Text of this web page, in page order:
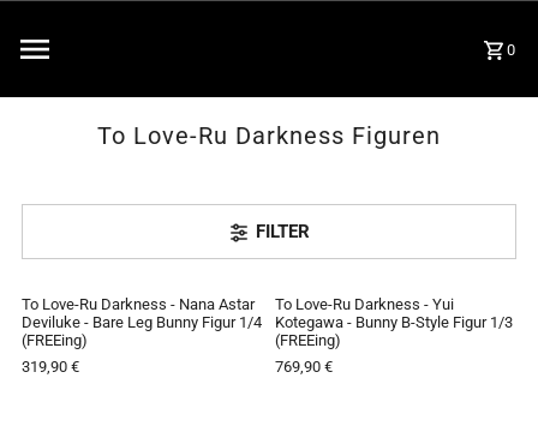
0
To Love-Ru Darkness Figuren
FILTER
VORBESTELLUNG
To Love-Ru Darkness - Nana Astar
Deviluke - Bare Leg Bunny Figur 1/4
(FREEing)
319,90 €
VORBESTELLUNG
To Love-Ru Darkness - Yui
Kotegawa - Bunny B-Style Figur 1/3
(FREEing)
769,90 €